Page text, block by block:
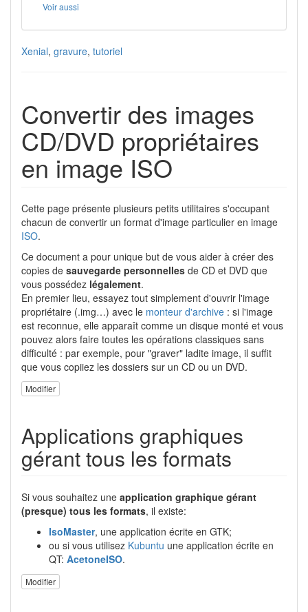
Voir aussi
Xenial, gravure, tutoriel
Convertir des images
CD/DVD propriétaires
en image ISO
Cette page présente plusieurs petits utilitaires s'occupant
chacun de convertir un format d'image particulier en image
ISO.
Ce document a pour unique but de vous aider à créer des
copies de sauvegarde personnelles de CD et DVD que
vous possédez légalement.
En premier lieu, essayez tout simplement d'ouvrir l'image
propriétaire (.img…) avec le monteur d'archive : si l'image
est reconnue, elle apparaît comme un disque monté et vous
pouvez alors faire toutes les opérations classiques sans
difficulté : par exemple, pour "graver" ladite image, il suffit
que vous copiiez les dossiers sur un CD ou un DVD.
Modifier
Applications graphiques
gérant tous les formats
Si vous souhaitez une application graphique gérant
(presque) tous les formats, il existe:
IsoMaster, une application écrite en GTK;
ou si vous utilisez Kubuntu une application écrite en
QT: AcetoneISO.
Modifier